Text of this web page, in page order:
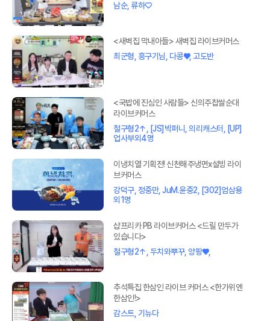
남순, 류하♡
<새벽집 막내아들> 새벽집 라이브커머스
최군형, 흥구기님, 다콩♥, 고도반
<국밥에 진심인 사람들> 신의주찹쌀순대
라이브커머스
철구형2↑, [JS]박퍼니, 의리캐스터, [UP]
업사부외4명
이냉치열 기획전! 신천해주냉면x설빙 라이
브커머스
강덕구, 정중만, JuM.윤중2, [302]엄삼용
외1명
샵프리카 PB 라이브커머스 <드릴 만두가
있습니다>
철구형2↑, 두치와뿌꾸, 양팡♥,
추석특집 한삼인 라이브 커머스 <한가위엔
한삼인!>
감스트, 기뉴다